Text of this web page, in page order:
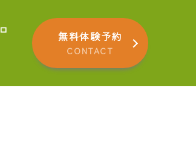
無料体験予約
CONTACT